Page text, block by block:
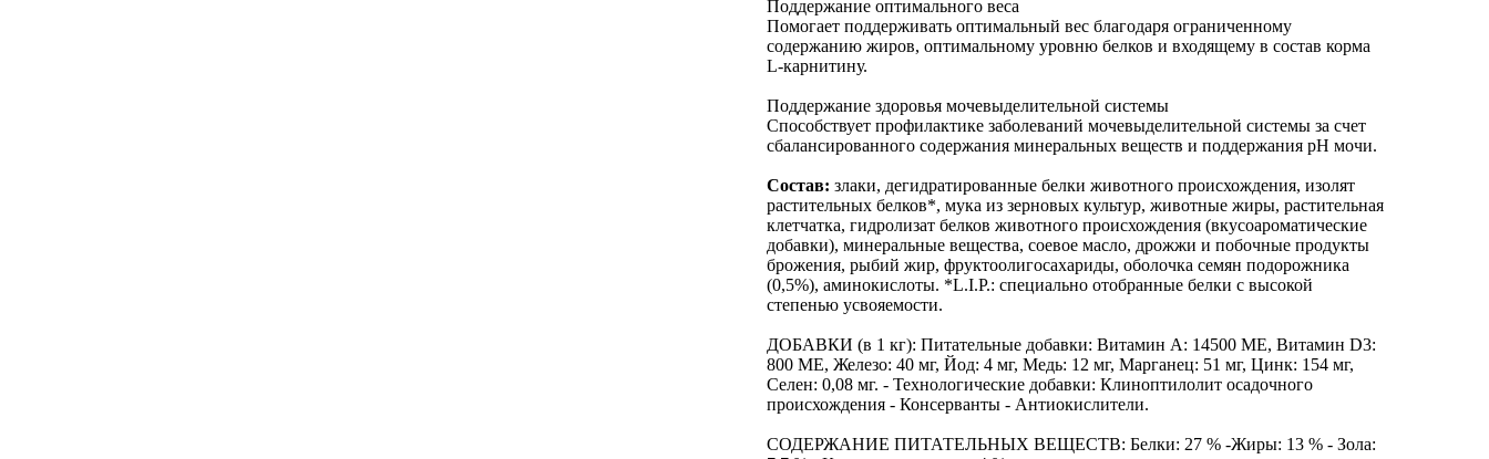
Поддержание оптимального веса
Помогает поддерживать оптимальный вес благодаря ограниченному
содержанию жиров, оптимальному уровню белков и входящему в состав корма
L-карнитину.
Поддержание здоровья мочевыделительной системы
Способствует профилактике заболеваний мочевыделительной системы за счет
сбалансированного содержания минеральных веществ и поддержания рН мочи.
Состав: злаки, дегидратированные белки животного происхождения, изолят
растительных белков*, мука из зерновых культур, животные жиры, растительная
клетчатка, гидролизат белков животного происхождения (вкусоароматические
добавки), минеральные вещества, соевое масло, дрожжи и побочные продукты
брожения, рыбий жир, фруктоолигосахариды, оболочка семян подорожника
(0,5%), аминокислоты. *L.I.P.: специально отобранные белки с высокой
степенью усвояемости.
ДОБАВКИ (в 1 кг): Питательные добавки: Витамин А: 14500 ME, Витамин D3:
800 ME, Железо: 40 мг, Йод: 4 мг, Медь: 12 мг, Марганец: 51 мг, Цинк: 154 мг,
Селен: 0,08 мг. - Технологические добавки: Клиноптилолит осадочного
происхождения - Консерванты - Антиокислители.
СОДЕРЖАНИЕ ПИТАТЕЛЬНЫХ ВЕЩЕСТВ: Белки: 27 % -Жиры: 13 % - Зола: